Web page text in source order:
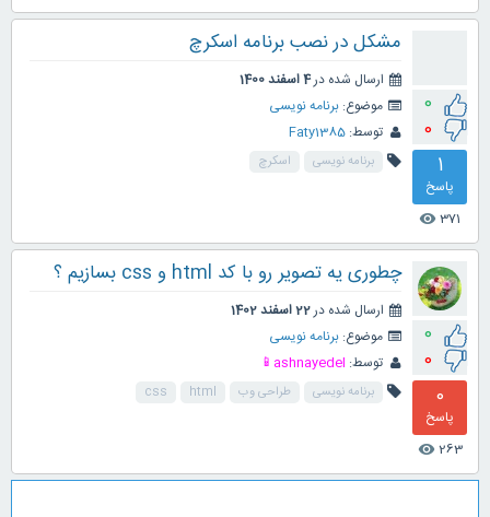
0
0
1
پاسخ
371
visibility
مشکل در نصب برنامه اسکرچ
ارسال شده در4 اسفند 1400
موضوع: برنامه نویسی
توسط: Faty1385
برنامه نویسی اسکرچ
0
0
0
پاسخ
263
visibility
چطوری یه تصویر رو با کد html و css بسازیم ؟
ارسال شده در22 اسفند 1402
موضوع: برنامه نویسی
توسط: ashnayedel📱
برنامه نویسی طراحی وب html
css